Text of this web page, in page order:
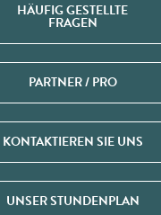
HÄUFIG GESTELLTE
FRAGEN
PARTNER / PRO
KONTAKTIEREN SIE UNS
UNSER STUNDENPLAN